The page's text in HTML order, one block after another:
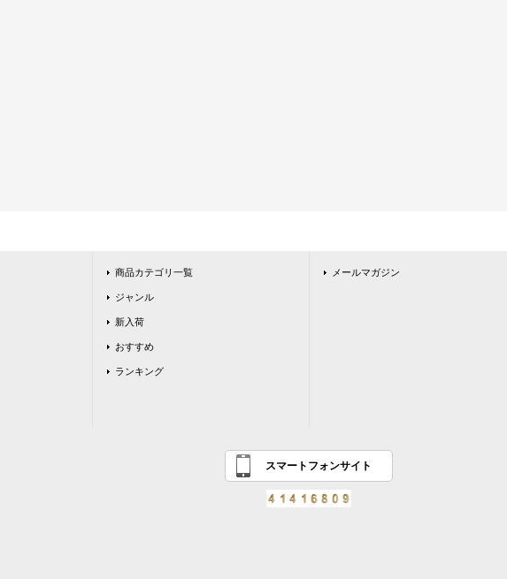
商品カテゴリ一覧
ジャンル
新入荷
おすすめ
ランキング
メールマガジン
スマートフォンサイト